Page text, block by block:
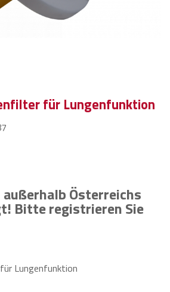
für Lungenfunktion
Österreichs
Bitte registrieren Sie
Lungenfunktion